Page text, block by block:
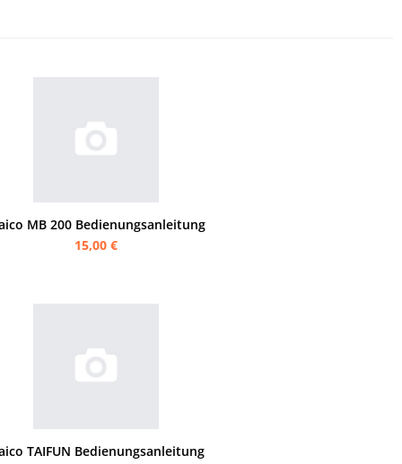
MB 200 Bedienungsanleitung
15,00 €
TAIFUN Bedienungsanleitung